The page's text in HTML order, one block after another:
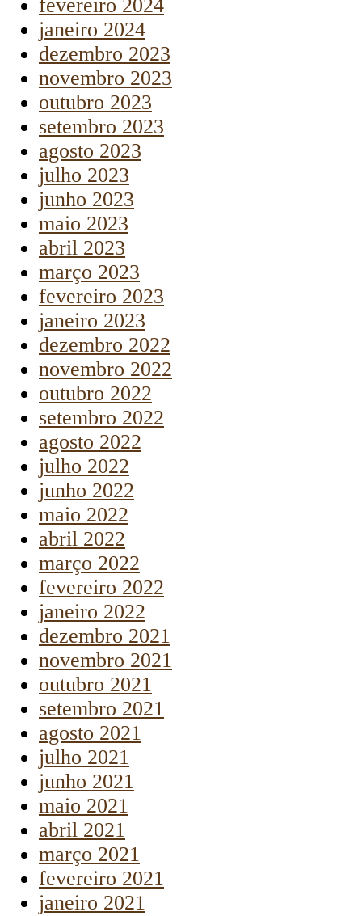
fevereiro 2024
janeiro 2024
dezembro 2023
novembro 2023
outubro 2023
setembro 2023
agosto 2023
julho 2023
junho 2023
maio 2023
abril 2023
março 2023
fevereiro 2023
janeiro 2023
dezembro 2022
novembro 2022
outubro 2022
setembro 2022
agosto 2022
julho 2022
junho 2022
maio 2022
abril 2022
março 2022
fevereiro 2022
janeiro 2022
dezembro 2021
novembro 2021
outubro 2021
setembro 2021
agosto 2021
julho 2021
junho 2021
maio 2021
abril 2021
março 2021
fevereiro 2021
janeiro 2021